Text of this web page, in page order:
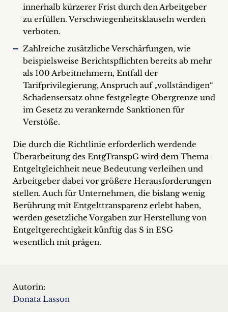
innerhalb kürzerer Frist durch den Arbeitgeber
zu erfüllen. Verschwiegenheitsklauseln werden
verboten.
Zahlreiche zusätzliche Verschärfungen, wie
beispielsweise Berichtspflichten bereits ab mehr
als 100 Arbeitnehmern, Entfall der
Tarifprivilegierung, Anspruch auf „vollständigen“
Schadensersatz ohne festgelegte Obergrenze und
im Gesetz zu verankernde Sanktionen für
Verstöße.
Die durch die Richtlinie erforderlich werdende
Überarbeitung des EntgTranspG wird dem Thema
Entgeltgleichheit neue Bedeutung verleihen und
Arbeitgeber dabei vor größere Herausforderungen
stellen. Auch für Unternehmen, die bislang wenig
Berührung mit Entgelttransparenz erlebt haben,
werden gesetzliche Vorgaben zur Herstellung von
Entgeltgerechtigkeit künftig das S in ESG
wesentlich mit prägen.
Autorin:
Donata Lasson